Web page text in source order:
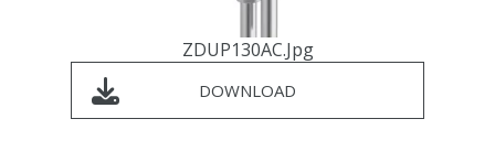
ZDUP130AC.jpg
DOWNLOAD